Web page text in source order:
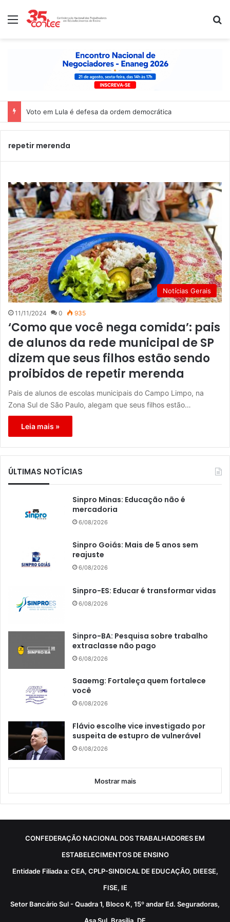
Menu
Voto em Lula é defesa da ordem democrática
repetir merenda
Notícias Gerais
11/11/2024 0 935
‘Como que você nega comida’: pais
de alunos da rede municipal de SP
dizem que seus filhos estão sendo
proibidos de repetir merenda
Pais de alunos de escolas municipais do Campo Limpo, na
Zona Sul de São Paulo, alegam que seus filhos estão…
Leia mais »
ÚLTIMAS NOTÍCIAS
Sinpro Minas: Educação não é
mercadoria
6/08/2026
Sinpro Goiás: Mais de 5 anos sem
reajuste
6/08/2026
Sinpro-ES: Educar é transformar vidas
6/08/2026
Sinpro-BA: Pesquisa sobre trabalho
extraclasse não pago
6/08/2026
Saaemg: Fortaleça quem fortalece
você
6/08/2026
Flávio escolhe vice investigado por
suspeita de estupro de vulnerável
6/08/2026
Mostrar mais
CONFEDERAÇÃO NACIONAL DOS TRABALHADORES EM
ESTABELECIMENTOS DE ENSINO
Entidade Filiada a: CEA, CPLP-SINDICAL DE EDUCAÇÃO, DIEESE,
FISE, IE
Setor Bancário Sul - Quadra 1, Bloco K, 15º andar Ed. Seguradoras,